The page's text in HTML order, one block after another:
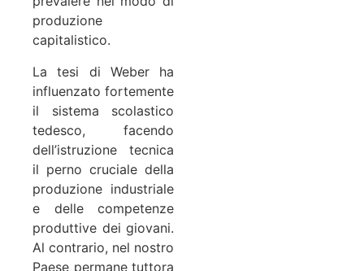
produzione
capitalistico.
La tesi di Weber ha
influenzato fortemente
il sistema scolastico
tedesco, facendo
dell’istruzione tecnica
il perno cruciale della
produzione industriale
e delle competenze
produttive dei giovani.
Al contrario, nel nostro
Paese permane tuttora